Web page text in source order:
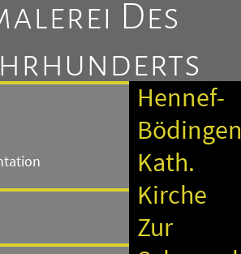
Des
Hennef-
Kath.
Kirche
Zur